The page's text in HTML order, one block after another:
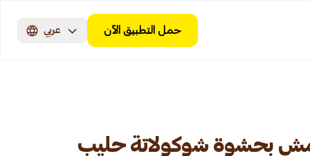
حمل التطبيق الآن عربي
بحشوة شوكولاتة حليب